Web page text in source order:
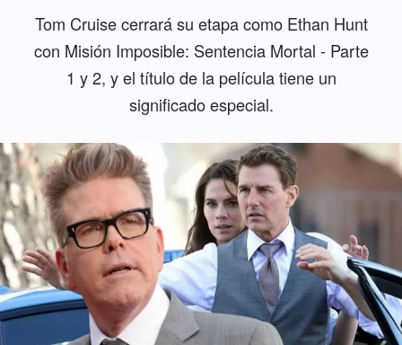
Tom Cruise cerrará su etapa como Ethan Hunt
con Misión Imposible: Sentencia Mortal - Parte
1 y 2, y el título de la película tiene un
significado especial.